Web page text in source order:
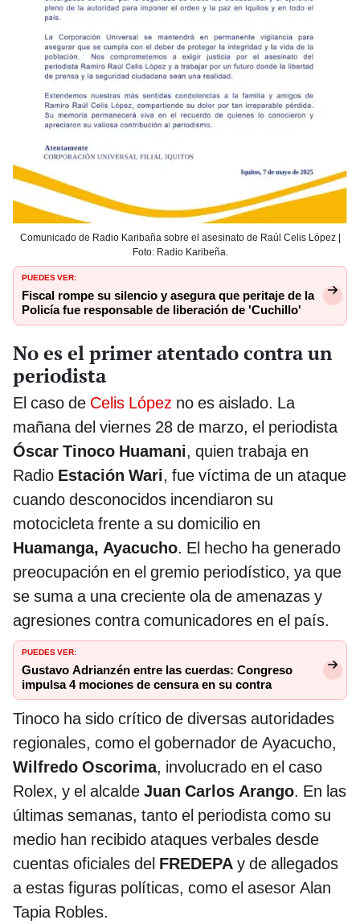
Comunicado de Radio Karibaña sobre el asesinato de Raúl Celis López |
Foto: Radio Karibeña.
PUEDES VER:
Fiscal rompe su silencio y asegura que peritaje de la
Policía fue responsable de liberación de 'Cuchillo'
No es el primer atentado contra un
periodista
El caso de Celis López no es aislado. La
mañana del viernes 28 de marzo, el periodista
Óscar Tinoco Huamani, quien trabaja en
Radio Estación Wari, fue víctima de un ataque
cuando desconocidos incendiaron su
motocicleta frente a su domicilio en
Huamanga, Ayacucho. El hecho ha generado
preocupación en el gremio periodístico, ya que
se suma a una creciente ola de amenazas y
agresiones contra comunicadores en el país.
PUEDES VER:
Gustavo Adrianzén entre las cuerdas: Congreso
impulsa 4 mociones de censura en su contra
Tinoco ha sido crítico de diversas autoridades
regionales, como el gobernador de Ayacucho,
Wilfredo Oscorima, involucrado en el caso
Rolex, y el alcalde Juan Carlos Arango. En las
últimas semanas, tanto el periodista como su
medio han recibido ataques verbales desde
cuentas oficiales del FREDEPA y de allegados
a estas figuras políticas, como el asesor Alan
Tapia Robles.